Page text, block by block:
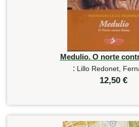
Medulio. O norte
: Lillo Redonet,
12,50 €